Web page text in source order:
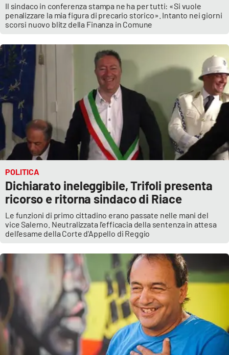
Il sindaco in conferenza stampa ne ha per tutti: «Si vuole
penalizzare la mia figura di precario storico». Intanto nei giorni
scorsi nuovo blitz della Finanza in Comune
POLITICA
Dichiarato ineleggibile, Trifoli presenta
ricorso e ritorna sindaco di Riace
Le funzioni di primo cittadino erano passate nelle mani del
vice Salerno. Neutralizzata l'efficacia della sentenza in attesa
dell'esame della Corte d'Appello di Reggio